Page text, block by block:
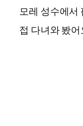
모레 성수에서
접 다녀와 봤어